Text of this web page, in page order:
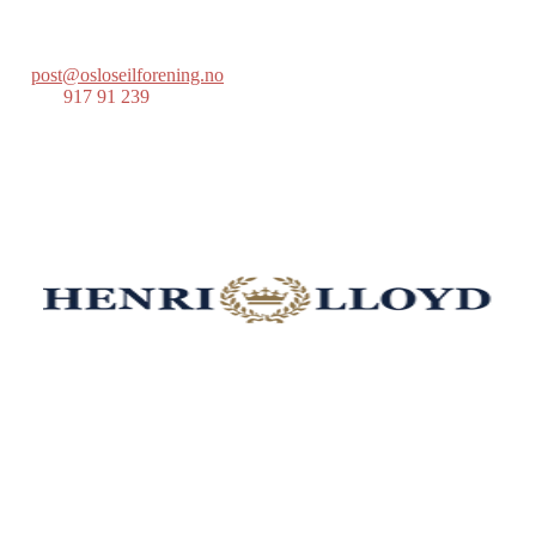
post@osloseilforening.no
917 91 239